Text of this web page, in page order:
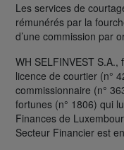
Les services de
rémunérés par la
d’une commission par
WH SELFINVEST S.A.,
licence de courtier (n°
commissionnaire (n°
fortunes (n° 1806) qui
Finances de
Secteur Financier est